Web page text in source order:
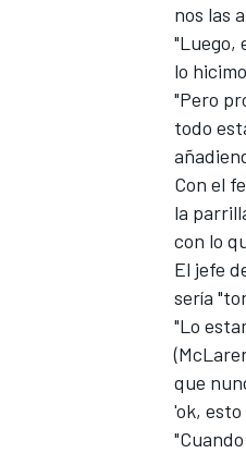
nos las
"Luego,
lo
"Pero
todo
Con el
la
con lo
El jefe
sería
"Lo
que
'ok,